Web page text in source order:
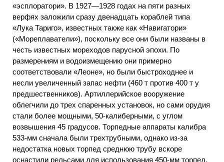
«эсплоратори». В 1927—1928 годах на пяти разных
верфях заложили сразу двенадцать кораблей типа
«Лука Тариго», известных также как «Навигатори»
(«Мореплаватели»), поскольку все они были названы в
честь известных мореходов парусной эпохи. По
размерениям и водоизмещению они примерно
соответствовали «Леоне», но были быстроходнее и
несли увеличенный запас нефти (460 т против 400 т у
предшественников). Артиллерийское вооружение
облегчили до трех спаренных установок, но сами орудия
стали более мощными, 50-калиберными, с углом
возвышения 45 градусов. Торпедные аппараты калибра
533-мм сначала были трехтрубными, однако из-за
недостатка новых торпед среднюю трубу вскоре
оснастили рельсами для использования 450-мм торпед.